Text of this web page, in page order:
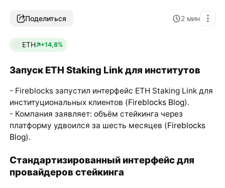
Поделиться 2 мин
ETH +14,8%
Запуск ETH Staking Link для институтов
- Fireblocks запустил интерфейс ETH Staking Link для
институциональных клиентов (Fireblocks Blog).
- Компания заявляет: объём стейкинга через
платформу удвоился за шесть месяцев (Fireblocks
Blog).
Стандартизированный интерфейс для
провайдеров стейкинга